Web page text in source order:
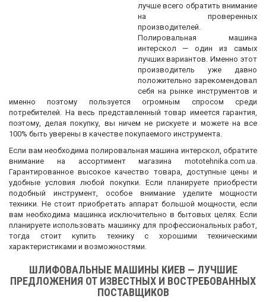
лучше всего обратить внимание
на проверенных
производителей.
Полировальная машина
интерскол — один из самых
лучших вариантов. Именно этот
производитель уже давно
положительно зарекомендовал
себя на рынке инструментов и
именно поэтому пользуется огромным спросом среди
потребителей. На весь представленный товар имеется гарантия,
поэтому, делая покупку, вы ничем не рискуете и можете на все
100% быть уверены в качестве покупаемого инструмента.
Если вам необходима полировальная машина интерскол, обратите
внимание на ассортимент магазина mototehnika.com.ua.
Гарантированное высокое качество товара, доступные цены и
удобные условия любой покупки. Если планируете приобрести
подобный инструмент, особое внимание уделите мощности
техники. Не стоит приобретать аппарат большой мощности, если
вам необходима машинка исключительно в бытовых целях. Если
планируете использовать машинку для профессиональных работ,
тогда стоит купить технику с хорошими техническими
характеристиками и возможностями.
ШЛИФОВАЛЬНЫЕ МАШИНЫ КИЕВ — ЛУЧШИЕ
ПРЕДЛОЖЕНИЯ ОТ ИЗВЕСТНЫХ И ВОСТРЕБОВАННЫХ
ПОСТАВЩИКОВ